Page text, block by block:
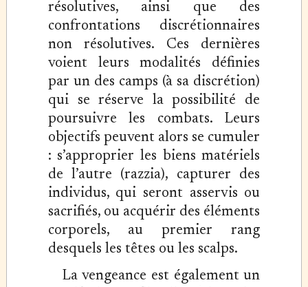
résolutives, ainsi que des
confrontations discrétionnaires
non résolutives. Ces dernières
voient leurs modalités définies
par un des camps (à sa discrétion)
qui se réserve la possibilité de
poursuivre les combats. Leurs
objectifs peuvent alors se cumuler
: s’approprier les biens matériels
de l’autre (razzia), capturer des
individus, qui seront asservis ou
sacrifiés, ou acquérir des éléments
corporels, au premier rang
desquels les têtes ou les scalps.
La vengeance est également un